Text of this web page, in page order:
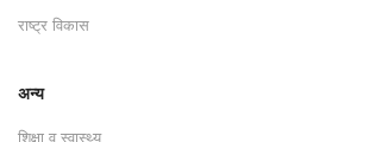
राष्ट्र विकास
अन्य
शिक्षा व स्वास्थ्य